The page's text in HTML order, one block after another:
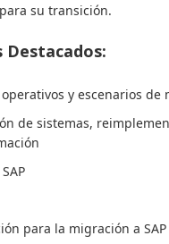
su transición.
Destacados:
y escenarios de
de sistemas,
para la migración a SAP